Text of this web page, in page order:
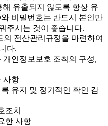
유출되지 않도록 항상 유
비밀번호는 반드시 본인만
주시는 것이 좋습니다.
의 전산관리규정을 마련하여
다.
인정보보호 조칙의 구성,
사항
유지 및 정기적인 확인 감
조치
한 사항